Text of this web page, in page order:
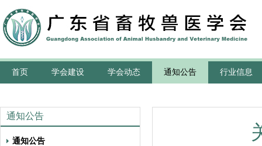
首页 学会建设 学会动态 通知公告 行业信息
通知公告
通知公告